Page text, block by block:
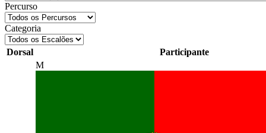
Percurso
Categoria
Dorsal Participante
M